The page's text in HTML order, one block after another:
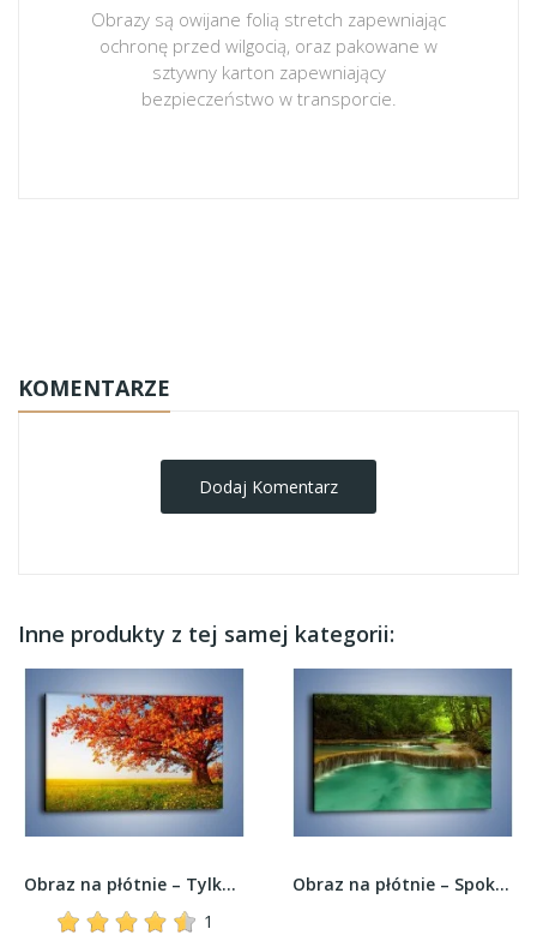
Obrazy są owijane folią stretch zapewniając
ochronę przed wilgocią, oraz pakowane w
sztywny karton zapewniający
bezpieczeństwo w transporcie.
KOMENTARZE
Dodaj Komentarz
Inne produkty z tej samej kategorii:
Obraz na płótnie – Tylko ciemny pomarańcz na...
1
Obraz na płótnie – Spokój i harmonia w faunie –...